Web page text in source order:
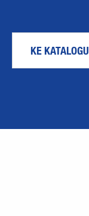
KE KATALOGU